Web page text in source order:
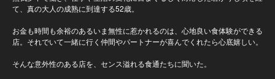
て、真の大人の成熟に到達する52歳。
お金も時間も余裕のあるいま無性に惹かれるのは、心地良い食体験ができる
店。それでいて一緒に行く仲間やパートナーが喜んでくれたら心底嬉しい。
そんな意外性のある店を、センス溢れる食通たちに聞いた。